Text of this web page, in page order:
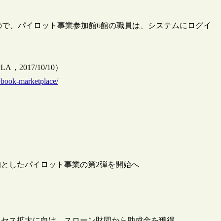
、パイロット事業参加館6館の職員は、システムにログイ
，2017/10/10）
marketplace/
したパイロット事業の第2弾を開始へ